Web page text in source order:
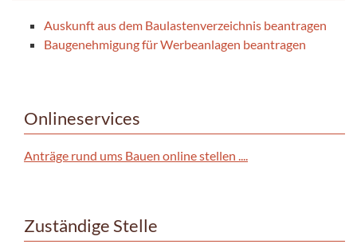
Auskunft aus dem Baulastenverzeichnis beantragen
Baugenehmigung für Werbeanlagen beantragen
Onlineservices
Anträge rund ums Bauen online stellen ....
Zuständige Stelle